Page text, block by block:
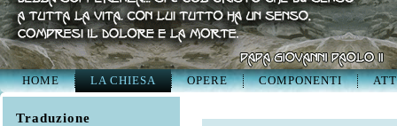
HOME LA CHIESA OPERE COMPONENTI
Traduzione